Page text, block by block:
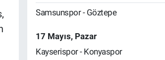
Samsunspor - Göztepe
17 Mayıs, Pazar
Kayserispor - Konyaspor